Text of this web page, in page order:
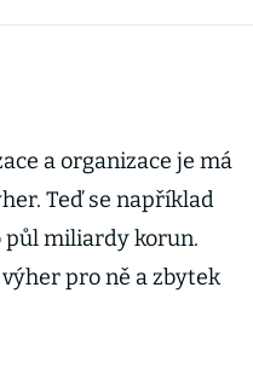
a organizace je má
Teď se například
půl miliardy korun.
pro ně a zbytek